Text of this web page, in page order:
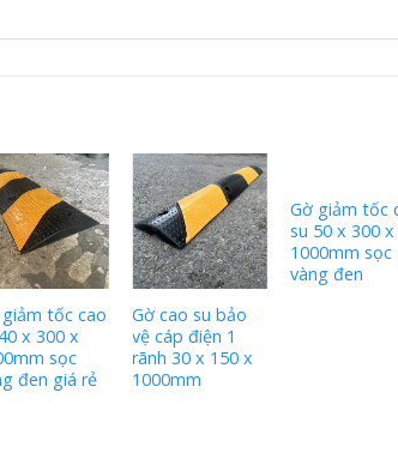
tốc cao
x 300 x
sọc
đen giá rẻ
Gờ cao su bảo
vệ cáp điện 1
rãnh 30 x 150 x
1000mm
Gờ giảm tốc
su 50 x 300 x
1000mm sọc
vàng đen